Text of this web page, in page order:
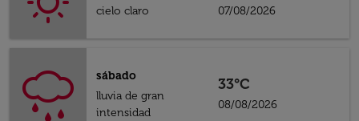
cielo claro
07/08/2026
sábado
lluvia de gran
intensidad
33°C
08/08/2026